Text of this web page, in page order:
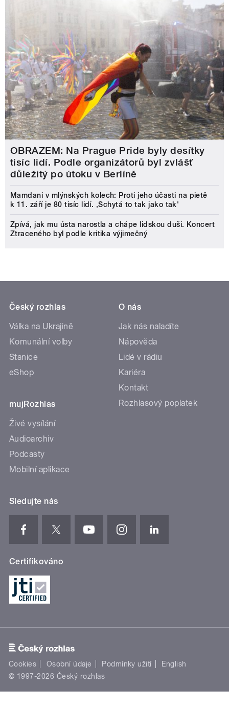
OBRAZEM: Na Prague Pride byly desítky
tisíc lidí. Podle organizátorů byl zvlášť
důležitý po útoku v Berlíně
Mamdani v mlýnských kolech: Proti jeho účasti na pietě
k 11. září je 80 tisíc lidí. ‚Schytá to tak jako tak'
Zpívá, jak mu ústa narostla a chápe lidskou duši. Koncert
Ztraceného byl podle kritika výjimečný
Český rozhlas
Válka na Ukrajině
Komunální volby
Stanice
eShop
mujRozhlas
Živé vysílání
Audioarchiv
Podcasty
Mobilní aplikace
O nás
Jak nás naladíte
Nápověda
Lidé v rádiu
Kariéra
Kontakt
Rozhlasový poplatek
Sledujte nás
Certifikováno
Cookies Osobní údaje Podmínky užití
English
© 1997-2026 Český rozhlas